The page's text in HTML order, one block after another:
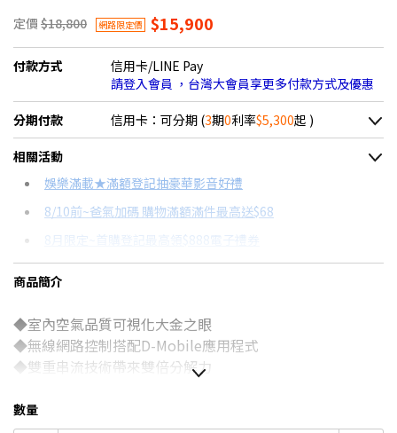
定價 $18,800 網路限定價 $15,900
付款方式
信用卡/LINE Pay
請登入會員 ，台灣大會員享更多付款方式及優惠
分期付款 信用卡：可分期 (3期0利率$5,300起 )
＊實際可分期數、適用利率，請以購物車顯示為主
信用卡分期
分期數
12期
24期
每期金額
$1,417
$728
配合銀行/業者
相關活動
娛樂滿載★滿額登記抽豪華影音好禮
8/10前~爸氣加碼 購物滿額滿件最高送$68
8月限定~首購登記最高領$888電子禮券
台灣大哥大Open Possible聯名卡滿額最高回饋25%
商品簡介
◆室內空氣品質可視化大金之眼
◆無線網路控制搭配D-Mobile應用程式
◆雙重串流技術帶來雙倍分解力
數量